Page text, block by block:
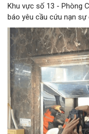
Khu vực số 13 - Phòng
báo yêu cầu cứu nạn
hợp kinh doanh tại địa
Định Công khiến 13